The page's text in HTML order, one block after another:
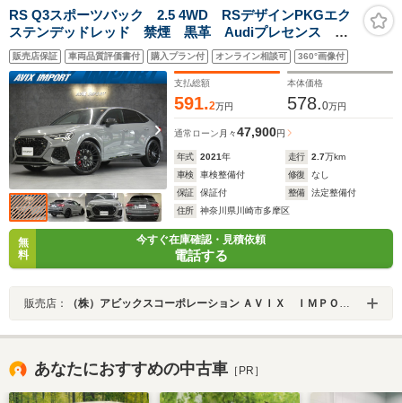
RS Q3スポーツバック 2.5 4WD RSデザインPKGエク
ステンデッドレッド 禁煙 黒革 Audiプレセンス
ACC 全周C バーチャルCP+ ナビTV MAXTONリッ
プ&スポイラー マトリクスLED 赤キャリパー ハルト
ゲ22AW
販売店保証 車両品質評価書付 購入プラン付 オンライン相談可 360°画像付
支払総額
591.2万円
本体価格
578.0万円
通常ローン 月々47,900円
年式 2021年 走行 2.7万km
車検
車検整備付 修復
なし
保証
保証付 整備
法定整備付
住所
神奈川県川崎市多摩区
無
料
今すぐ在庫確認・見積依頼
電話する
販売店： （株）アビックスコーポレーション ＡＶＩＸ ＩＭＰＯＲＴ ＰＲＥＭＩＵＭ
あなたにおすすめの中古車 ［PR］